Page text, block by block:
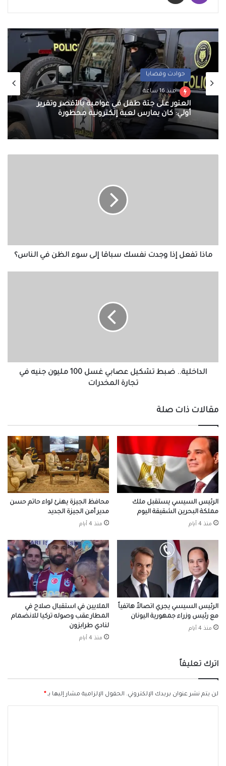
حوادث وقضايا
منذ 16 ساعة
العثور على جثة طفل في عوامية بالأقصر وتقرير
أولي: كان يمارس لعبة إلكترونية محظورة
رياضة
منذ 17 ساعة
الظن
فيماذا تفعل إذا وجدت نفسك سباقا إلى سوء الظن في الناس؟
في
الداخلية.. ضبط تشكيل عصابي غسل 100 مليون جنيه في
تجارة المخدرات
مقالات ذات صلة
الرئيس السيسي يستقبل ملك
مملكة البحرين الشقيقة اليوم
منذ 4 أيام
محافظ الجيزة يهنئ لواء حاتم حسن
مدير أمن الجيزة الجديد
منذ 4 أيام
الرئيس السيسي يجري اتصالاً هاتفياً
مع رئيس وزراء جمهورية اليونان
منذ 4 أيام
الملايين في استقبال صلاح في
المطار عقب وصوله تركيا للانضمام
لنادي طرابزون
منذ 4 أيام
اترك تعليقاً
لن يتم نشر عنوان بريدك الإلكتروني. الحقول الإلزامية مشار إليها بـ*